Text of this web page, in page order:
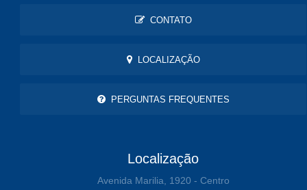
CONTATO
LOCALIZAÇÃO
PERGUNTAS FREQUENTES
Localização
Avenida Marilia, 1920 - Centro